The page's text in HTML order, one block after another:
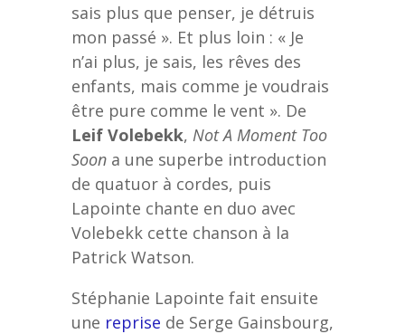
sais plus que penser, je détruis
mon passé ». Et plus loin : « Je
n’ai plus, je sais, les rêves des
enfants, mais comme je voudrais
être pure comme le vent ». De
Leif Volebekk, Not A Moment Too
Soon a une superbe introduction
de quatuor à cordes, puis
Lapointe chante en duo avec
Volebekk cette chanson à la
Patrick Watson.
Stéphanie Lapointe fait ensuite
une reprise de Serge Gainsbourg,